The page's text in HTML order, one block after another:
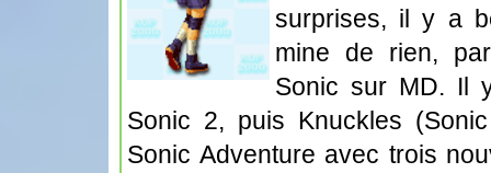
surprises, il y a
mine de rien,
Sonic sur MD. Il
Sonic 2, puis Knuckles
Sonic Adventure avec trois